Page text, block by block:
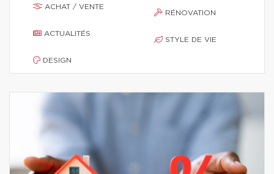
ACHAT / VENTE
ACTUALITÉS
DESIGN
RÉNOVATION
STYLE DE VIE